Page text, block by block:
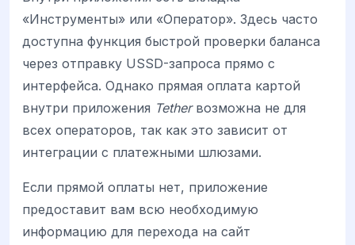
«Инструменты» или «Оператор». Здесь часто
доступна функция быстрой проверки баланса
через отправку USSD-запроса прямо с
интерфейса. Однако прямая оплата картой
внутри приложения Tetherвозможна не для
всех операторов, так как это зависит от
интеграции с платежными шлюзами.
Если прямой оплаты нет, приложение
предоставит вам всю необходимую
информацию для перехода на сайт